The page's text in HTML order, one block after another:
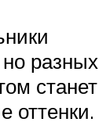
разных
станет
оттенки.